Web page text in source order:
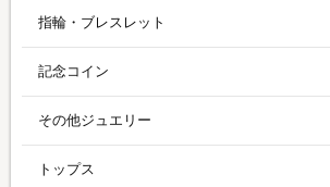
指輪・ブレスレット
記念コイン
その他ジュエリー
トップス